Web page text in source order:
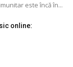
este încă în...
online: